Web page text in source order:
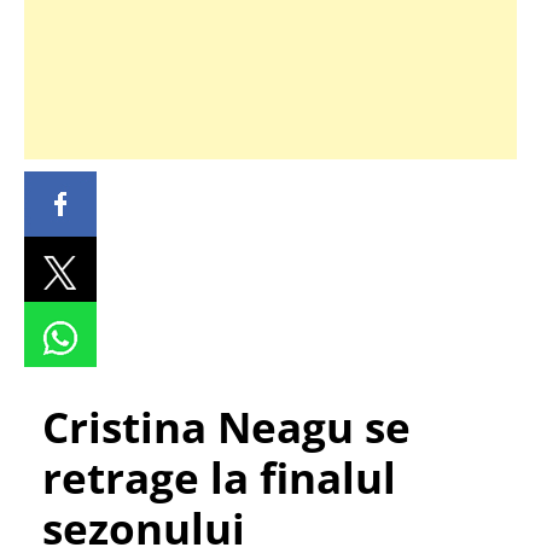
Cristina Neagu se
retrage la finalul
sezonului